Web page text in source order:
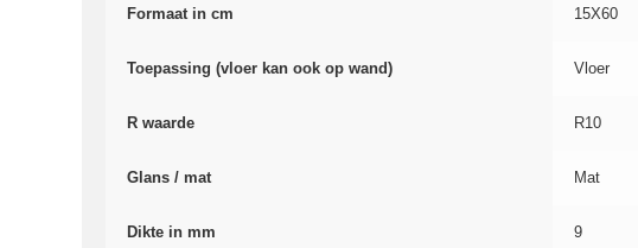
Formaat in cm 15X60
Toepassing (vloer kan ook op wand) Vloer
R waarde R10
Glans / mat Mat
Dikte in mm 9